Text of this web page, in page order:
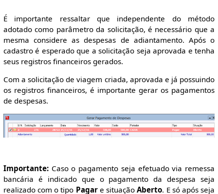
É importante ressaltar que independente do método
adotado como parâmetro da solicitação, é necessário que a
mesma considere as despesas de adiantamento. Após o
cadastro é esperado que a solicitação seja aprovada e tenha
seus registros financeiros gerados.
Com a solicitação de viagem criada, aprovada e já possuindo
os registros financeiros, é importante gerar os pagamentos
de despesas.
Importante:Caso o pagamento seja efetuado via remessa
bancária é indicado que o pagamento da despesa seja
realizado com o tipo Pagare situaçãoAberto. E só após seja